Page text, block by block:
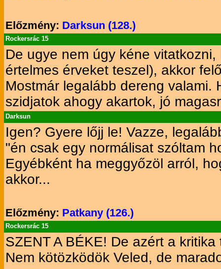
Előzmény: Darksun (128.)
Rockersrác 15
De ugye nem úgy kéne
értelmes érveket teszel), akkor
Mostmár legalább dereng valami.
szidjatok ahogy akartok, jó
Darksun
Igen? Gyere lőjj le! Vazze,
"én csak egy normálisat szóltam
Egyébként ha meggyőzöl arról,
akkor...
Előzmény: Patkany (126.)
Rockersrác 15
SZENT A BÉKE! De azért a
Nem kötözködök Veled, de